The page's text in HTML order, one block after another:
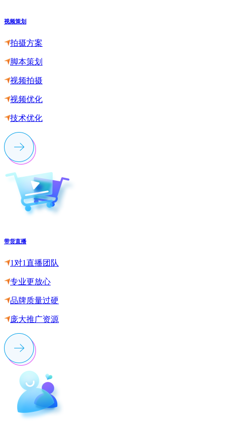
视频策划
拍摄方案
脚本策划
视频拍摄
视频优化
技术优化
带货直播
1对1直播团队
专业更放心
品牌质量过硬
庞大推广资源